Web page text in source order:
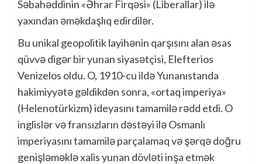
Səbahəddinin «Əhrar Firqəsi» (Liberallar) ilə
yaxından əməkdaşlıq edirdilər.
Bu unikal geopolitik layihənin qarşısını alan əsas
qüvvə digər bir yunan siyasətçisi, Elefterios
Venizelos oldu. O, 1910-cu ildə Yunanıstanda
hakimiyyətə gəldikdən sonra, «ortaq imperiya»
(Helenotürkizm) ideyasını tamamilə rədd etdi. O
inglislər və fransızların dəstəyi ilə Osmanlı
imperiyasını tamamilə parçalamaq və şərqə doğru
genişləməklə xalis yunan dövləti inşa etmək